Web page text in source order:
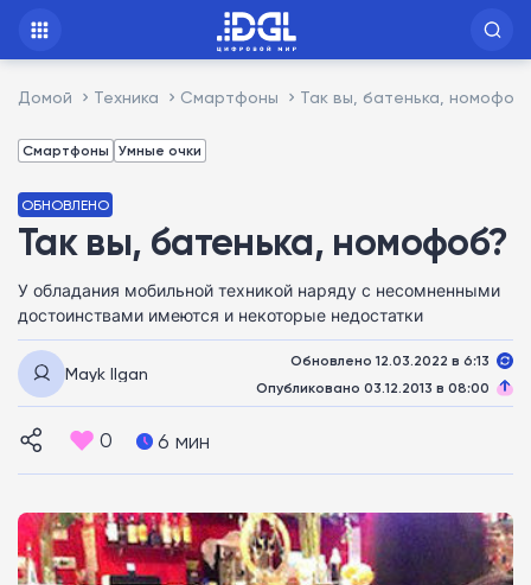
Домой Техника Смартфоны Так вы, батенька,
Смартфоны Умные очки
ОБНОВЛЕНО
Так вы, батенька, номофоб?
У обладания мобильной техникой наряду с несомненными
достоинствами имеются и некоторые недостатки
Mayk Ilgan
Обновлено 12.03.2022 в 6:13
Опубликовано 03.12.2013 в 08:00
0 6 мин